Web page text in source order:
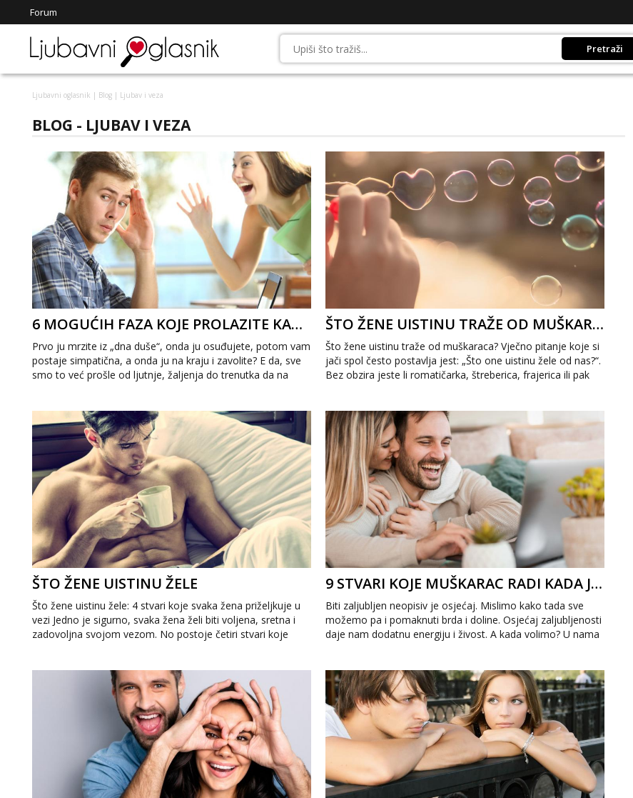
Forum
Pretraži
Ljubavni oglasnik | Blog | Ljubav i veza
BLOG - LJUBAV I VEZA
6 MOGUĆIH FAZA KOJE PROLAZITE KADA SRETNETE SADAŠNJU CURU SVOG BIVŠEG
Prvo ju mrzite iz „dna duše“, onda ju osuđujete, potom vam
postaje simpatična, a onda ju na kraju i zavolite? E da, sve
smo to već prošle od ljutnje, žaljenja do trenutka da na
ŠTO ŽENE UISTINU TRAŽE OD MUŠKARACA?
Što žene uistinu traže od muškaraca? Vječno pitanje koje si
jači spol često postavlja jest: „Što one uistinu žele od nas?“.
Bez obzira jeste li romatičarka, štreberica, frajerica ili pak
ŠTO ŽENE UISTINU ŽELE
Što žene uistinu žele: 4 stvari koje svaka žena priželjkuje u
vezi Jedno je sigurno, svaka žena želi biti voljena, sretna i
zadovoljna svojom vezom. No postoje četiri stvari koje
9 STVARI KOJE MUŠKARAC RADI KADA JE SRETAN U VEZI
Biti zaljubljen neopisiv je osjećaj. Mislimo kako tada sve
možemo pa i pomaknuti brda i doline. Osjećaj zaljubljenosti
daje nam dodatnu energiju i živost. A kada volimo? U nama